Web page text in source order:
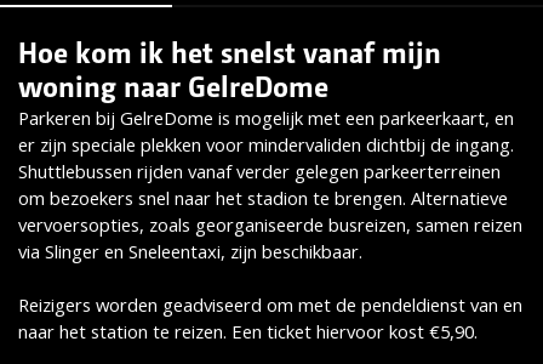
Lees meer
Hoe kom ik het snelst vanaf mijn
woning naar GelreDome
Parkeren bij GelreDome is mogelijk met een parkeerkaart, en
er zijn speciale plekken voor mindervaliden dichtbij de ingang.
Shuttlebussen rijden vanaf verder gelegen parkeerterreinen
om bezoekers snel naar het stadion te brengen. Alternatieve
vervoersopties, zoals georganiseerde busreizen, samen reizen
via Slinger en Sneleentaxi, zijn beschikbaar.
Reizigers worden geadviseerd om met de pendeldienst van en
naar het station te reizen. Een ticket hiervoor kost €5,90.